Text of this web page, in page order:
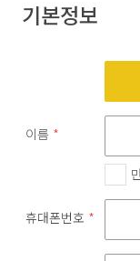
기본정보
이름 *
휴대폰번호 *